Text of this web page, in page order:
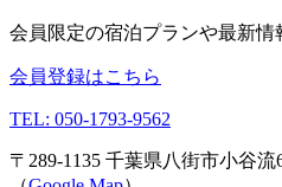
会員限定の宿泊プランや最新情
会員登録はこちら
TEL: 050-1793-9562
〒289-1135 千葉県八街市小谷流